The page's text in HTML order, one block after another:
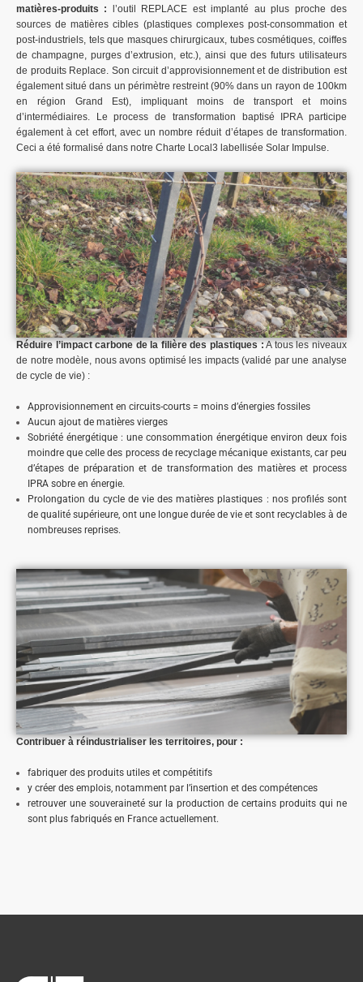
matières-produits :
l’outil REPLACE est implanté au plus proche des
sources de matières cibles (plastiques complexes post-consommation et
post-industriels, tels que masques chirurgicaux, tubes cosmétiques, coiffes
de champagne, purges d’extrusion, etc.), ainsi que des futurs utilisateurs
de produits Replace. Son circuit d’approvisionnement et de distribution est
également situé dans un périmètre restreint (90% dans un rayon de 100km
en région Grand Est), impliquant moins de transport et moins
d’intermédiaires. Le process de transformation baptisé IPRA participe
également à cet effort, avec un nombre réduit d’étapes de transformation.
Ceci a été formalisé dans notre Charte Local3 labellisée Solar Impulse.
Réduire l’impact carbone de la filière des plastiques :A tous les niveaux
de notre modèle, nous avons optimisé les impacts (validé par une analyse
de cycle de vie) :
Approvisionnement en circuits-courts = moins d’énergies fossiles
Aucun ajout de matières vierges
Sobriété énergétique : une consommation énergétique environ deux fois
moindre que celle des process de recyclage mécanique existants, car peu
d’étapes de préparation et de transformation des matières et process
IPRA sobre en énergie.
Prolongation du cycle de vie des matières plastiques : nos profilés sont
de qualité supérieure, ont une longue durée de vie et sont recyclables à de
nombreuses reprises.
Contribuer à réindustrialiser les territoires, pour :
fabriquer des produits utiles et compétitifs
y créer des emplois, notamment par l’insertion et des compétences
retrouver une souveraineté sur la production de certains produits qui ne
sont plus fabriqués en France actuellement.